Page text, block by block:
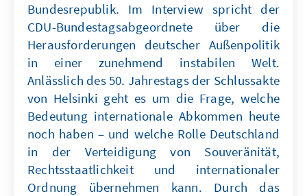
Bundesrepublik. Im Interview spricht der
CDU-Bundestagsabgeordnete über die
Herausforderungen deutscher Außenpolitik
in einer zunehmend instabilen Welt.
Anlässlich des 50. Jahrestags der Schlussakte
von Helsinki geht es um die Frage, welche
Bedeutung internationale Abkommen heute
noch haben – und welche Rolle Deutschland
in der Verteidigung von Souveränität,
Rechtsstaatlichkeit und internationaler
Ordnung übernehmen kann. Durch das